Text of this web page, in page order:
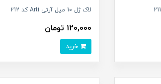
لاک ژل 10 میل آرتی Arti کد 212
120,000 تومان
خرید